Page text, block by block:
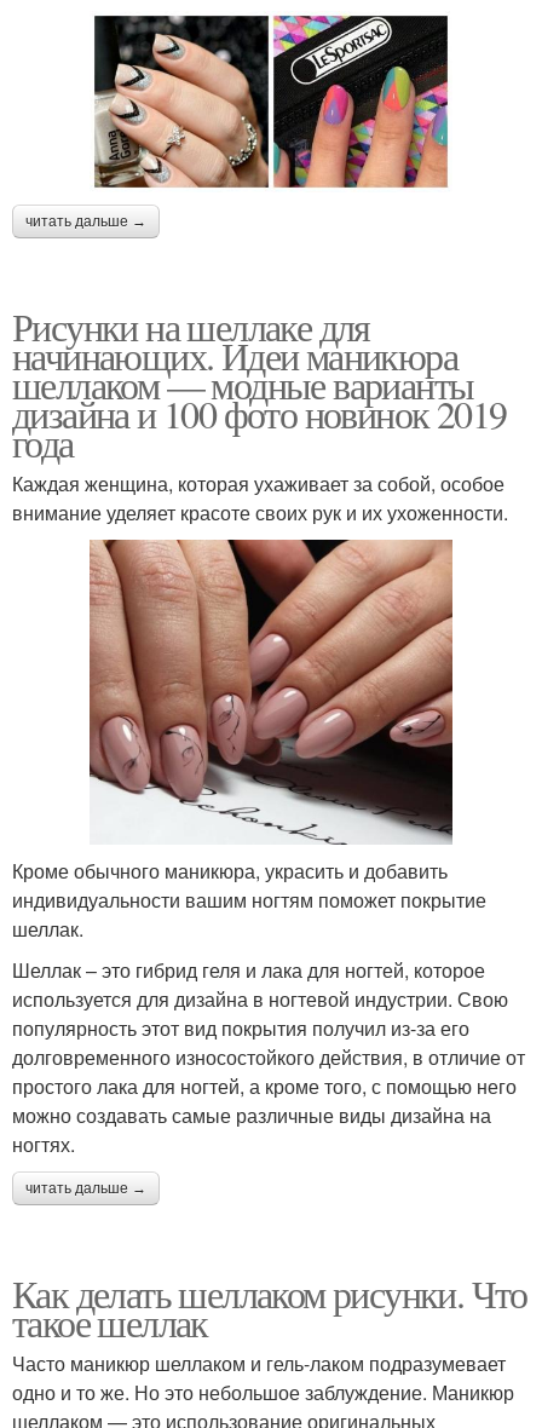
читать дальше →
Рисунки на шеллаке для
начинающих. Идеи маникюра
шеллаком — модные варианты
дизайна и 100 фото новинок 2019
года
Каждая женщина, которая ухаживает за собой, особое
внимание уделяет красоте своих рук и их ухоженности.
Кроме обычного маникюра, украсить и добавить
индивидуальности вашим ногтям поможет покрытие
шеллак.
Шеллак – это гибрид геля и лака для ногтей, которое
используется для дизайна в ногтевой индустрии. Свою
популярность этот вид покрытия получил из-за его
долговременного износостойкого действия, в отличие от
простого лака для ногтей, а кроме того, с помощью него
можно создавать самые различные виды дизайна на
ногтях.
читать дальше →
Как делать шеллаком рисунки. Что
такое шеллак
Часто маникюр шеллаком и гель-лаком подразумевает
одно и то же. Но это небольшое заблуждение. Маникюр
шеллаком — это использование оригинальных